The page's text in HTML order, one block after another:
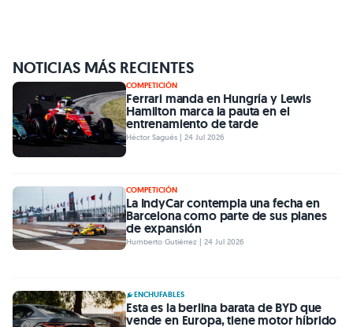
NOTICIAS MÁS RECIENTES
COMPETICIÓN
Ferrari manda en Hungría y Lewis
Hamilton marca la pauta en el
entrenamiento de tarde
Héctor Sagués | 24 Jul 2026
COMPETICIÓN
La IndyCar contempla una fecha en
Barcelona como parte de sus planes
de expansión
Humberto Gutiérrez | 24 Jul 2026
ENCHUFABLES
Esta es la berlina barata de BYD que
vende en Europa, tiene motor híbrido